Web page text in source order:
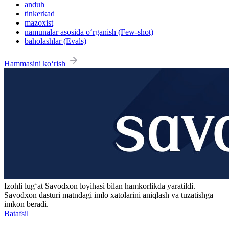
anduh
tinkerkad
mazoxist
namunalar asosida o‘rganish (Few-shot)
baholashlar (Evals)
Hammasini ko‘rish
Izohli lugʻat Savodxon loyihasi bilan hamkorlikda yaratildi.
Savodxon dasturi matndagi imlo xatolarini aniqlash va tuzatishga
imkon beradi.
Batafsil